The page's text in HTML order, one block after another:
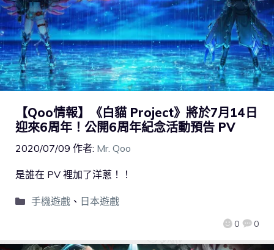
【Qoo情報】《白貓 Project》將於7月14日
迎來6周年！公開6周年紀念活動預告 PV
2020/07/09 作者: Mr. Qoo
0 0
是誰在 PV 裡加了洋蔥！！
手機遊戲、 日本遊戲